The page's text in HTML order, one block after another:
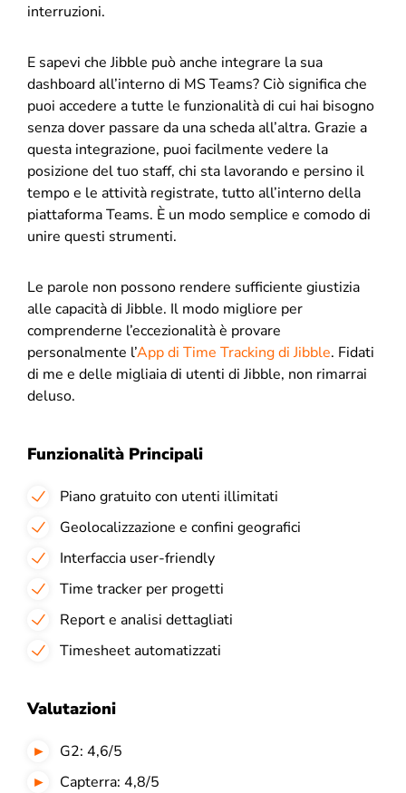
interruzioni.
E sapevi che Jibble può anche integrare la sua
dashboard all’interno di MS Teams? Ciò significa che
puoi accedere a tutte le funzionalità di cui hai bisogno
senza dover passare da una scheda all’altra. Grazie a
questa integrazione, puoi facilmente vedere la
posizione del tuo staff, chi sta lavorando e persino il
tempo e le attività registrate, tutto all’interno della
piattaforma Teams. È un modo semplice e comodo di
unire questi strumenti.
Le parole non possono rendere sufficiente giustizia
alle capacità di Jibble. Il modo migliore per
comprenderne l’eccezionalità è provare
personalmente l’App di Time Tracking di Jibble. Fidati
di me e delle migliaia di utenti di Jibble, non rimarrai
deluso.
Funzionalità Principali
Piano gratuito con utenti illimitati
Geolocalizzazione e confini geografici
Interfaccia user-friendly
Time tracker per progetti
Report e analisi dettagliati
Timesheet automatizzati
Valutazioni
G2: 4,6/5
Capterra: 4,8/5